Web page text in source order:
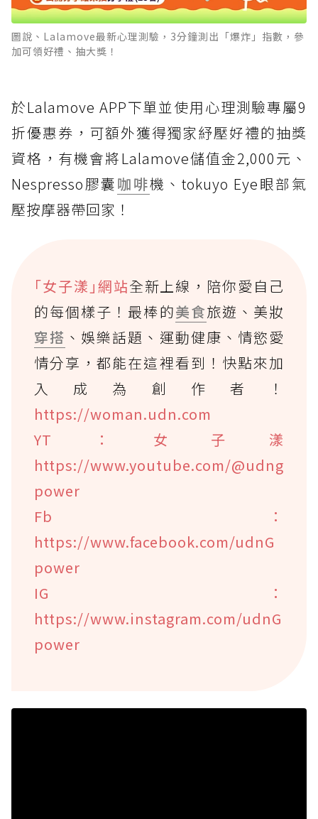
圖說、Lalamove最新心理測驗，3分鐘測出「爆炸」指數，參
加可領好禮、抽大獎！
於Lalamove APP下單並使用心理測驗專屬9
折優惠券，可額外獲得獨家紓壓好禮的抽獎
資格，有機會將Lalamove儲值金2,000元、
Nespresso膠囊咖啡機、tokuyo Eye眼部氣
壓按摩器帶回家！
｢女子漾｣網站全新上線，陪你愛自己
的每個樣子！最棒的美食旅遊、美妝
穿搭 、娛樂話題、運動健康、情慾愛
情分享，都能在這裡看到！快點來加
入成為創作者！
https://woman.udn.com
YT：女子漾
https://www.youtube.com/@udng
power
Fb：
https://www.facebook.com/udnG
power
IG：
https://www.instagram.com/udnG
power